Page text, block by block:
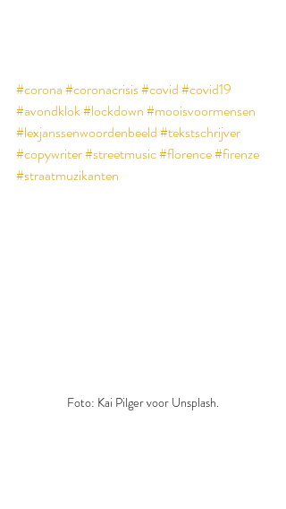
#corona#coronacrisis#covid#covid19
#avondklok#lockdown#mooisvoormensen
#lexjanssenwoordenbeeld#tekstschrijver
#copywriter#streetmusic#florence#firenze
#straatmuzikanten
Foto: Kai Pilger voor Unsplash.